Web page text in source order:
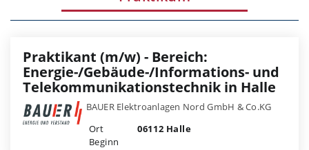
Praktikant (m/w) - Bereich:
Energie-/Gebäude-/Informations- und
Telekommunikationstechnik in Halle
BAUER Elektroanlagen Nord GmbH & Co.KG
Ort
06112 Halle
Beginn